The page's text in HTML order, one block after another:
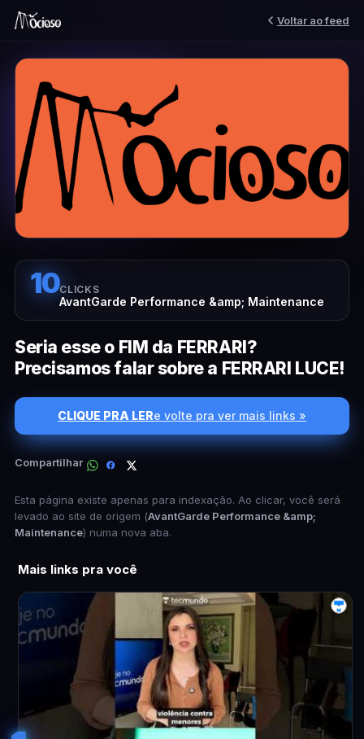
Voltar ao feed
10CLICKS
AvantGarde Performance &amp; Maintenance
Seria esse o FIM da FERRARI?
Precisamos falar sobre a FERRARI LUCE!
CLIQUE PRA LERe volte pra ver mais links »
Compartilhar
Esta página existe apenas para indexação. Ao clicar, você será
levado ao site de origem (AvantGarde Performance &amp;
Maintenance) numa nova aba.
Mais links pra você